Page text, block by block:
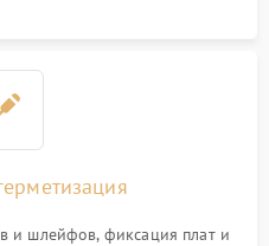
и шлейфов, фиксация плат и